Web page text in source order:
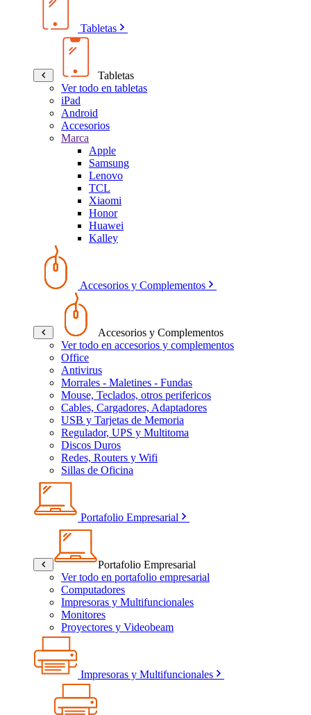
Tabletas
Tabletas
Ver todo en tabletas
iPad
Android
Accesorios
Marca
Apple
Samsung
Lenovo
TCL
Xiaomi
Honor
Huawei
Kalley
Accesorios y Complementos
Accesorios y Complementos
Ver todo en accesorios y complementos
Office
Antivirus
Morrales - Maletines - Fundas
Mouse, Teclados, otros perifericos
Cables, Cargadores, Adaptadores
USB y Tarjetas de Memoria
Regulador, UPS y Multitoma
Discos Duros
Redes, Routers y Wifi
Sillas de Oficina
Portafolio Empresarial
Portafolio Empresarial
Ver todo en portafolio empresarial
Computadores
Impresoras y Multifuncionales
Monitores
Proyectores y Videobeam
Impresoras y Multifuncionales